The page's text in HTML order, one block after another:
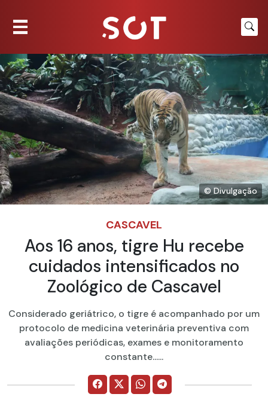
© Divulgação
CASCAVEL
Aos 16 anos, tigre Hu recebe
cuidados intensificados no
Zoológico de Cascavel
Considerado geriátrico, o tigre é acompanhado por um
protocolo de medicina veterinária preventiva com
avaliações periódicas, exames e monitoramento
constante......